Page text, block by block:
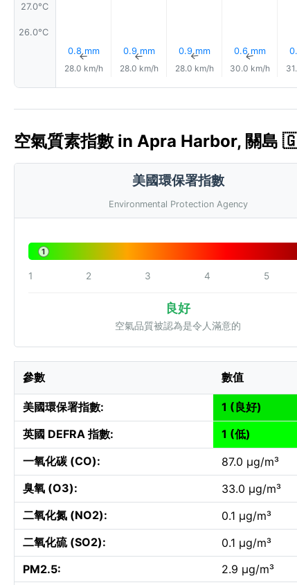
27.0°C
26.0°C
0.8 mm
↑
28.0 km/h
0.9 mm
↑
28.0 km/h
0.9 mm
↑
28.0 km/h
0.6 mm
↑
30.0 km/h
空氣質素指數 in Apra Harbor, 關島
美國環保署指數
Environmental Protection Agency
1
1 2 3 4 5
良好
空氣品質被認為是令人滿意的
參數 數值
美國環保署指數:
1 (良好)
英國 DEFRA 指數:
1 (低)
一氧化碳 (CO):
87.0 µg/m³
臭氧 (O3):
33.0 µg/m³
二氧化氮 (NO2):
0.1 µg/m³
二氧化硫 (SO2):
0.1 µg/m³
PM2.5:
2.9 µg/m³